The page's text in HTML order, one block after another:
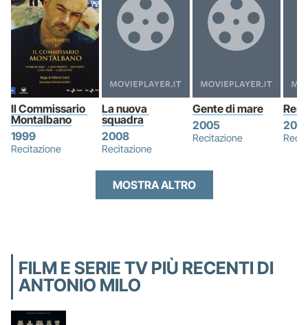
Il Commissario
Montalbano
1999
Recitazione
La nuova
squadra
2008
Recitazione
Gente di mare
2005
Recitazione
MOSTRA ALTRO
FILM E SERIE TV PIÙ RECENTI DI
ANTONIO MILO